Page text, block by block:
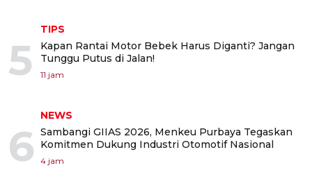
5
TIPS
Kapan Rantai Motor Bebek Harus Diganti? Jangan
Tunggu Putus di Jalan!
11 jam
6
NEWS
Sambangi GIIAS 2026, Menkeu Purbaya Tegaskan
Komitmen Dukung Industri Otomotif Nasional
4 jam